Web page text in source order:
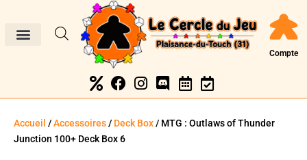
Compte
Accueil /Accessoires/ Deck Box/ MTG : Outlaws of Thunder
Junction 100+ Deck Box 6